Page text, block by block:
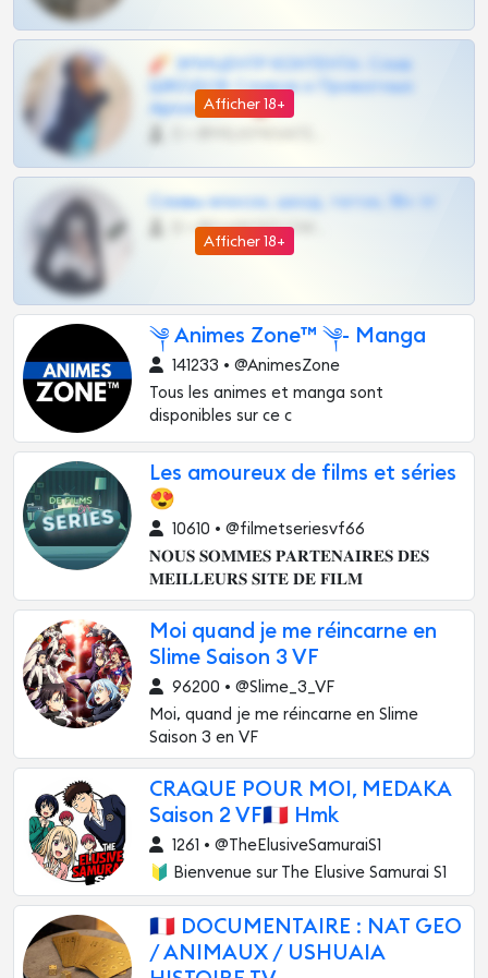
Afficher 18+
🧨 ЭПИЦЕНТР КОНТЕНТА: Слив
ШКОДОВ Сливов и Приватных
Архивов ТГ 🔞💎
Afficher 18+
Сливы вписок, шкод, теток, 18+ тг
0 •
༆ Animes Zone™ ༆- Manga
141233 • @AnimesZone
Tous les animes et manga sont
disponibles sur ce c
Les amoureux de films et séries
😍
10610 • @filmetseriesvf66
𝐍𝐎𝐔𝐒 𝐒𝐎𝐌𝐌𝐄𝐒 𝐏𝐀𝐑𝐓𝐄𝐍𝐀𝐈𝐑𝐄𝐒 𝐃𝐄𝐒
𝐌𝐄𝐈𝐋𝐋𝐄𝐔𝐑𝐒 𝐒𝐈𝐓𝐄 𝐃𝐄 𝐅𝐈𝐋𝐌
Moi quand je me réincarne en
Slime Saison 3 VF
96200 • @Slime_3_VF
Moi, quand je me réincarne en Slime
Saison 3 en VF
CRAQUE POUR MOI, MEDAKA
Saison 2 VF🇫🇷 Hmk
1261 • @TheElusiveSamuraiS1
🔰 Bienvenue sur The Elusive Samurai S1
🇫🇷 DOCUMENTAIRE : NAT GEO
/ ANIMAUX / USHUAIA